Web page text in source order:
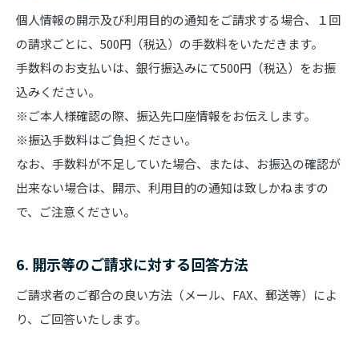
個人情報の開示及び利用目的の通知をご請求する場合、１回
の請求ごとに、500円（税込）の手数料をいただきます。
手数料のお支払いは、銀行振込みにて500円（税込）をお振
込みください。
※ご本人様確認の際、振込先口座情報をお伝えします。
※振込手数料はご負担ください。
なお、手数料が不足していた場合、または、お振込の確認が
出来ない場合は、開示、利用目的の通知は致しかねますの
で、ご注意ください。
6. 開示等のご請求に対する回答方法
ご請求者のご都合の良い方法（メール、FAX、郵送等）によ
り、ご回答いたします。